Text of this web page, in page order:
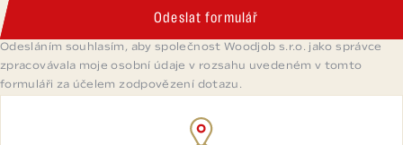
Odeslat formulář
Odesláním souhlasím, aby společnost Woodjob s.r.o. jako správce
zpracovávala moje osobní údaje v rozsahu uvedeném v tomto
formuláři za účelem zodpovězení dotazu.